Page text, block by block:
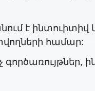
է ինտուիտիվ
համար: